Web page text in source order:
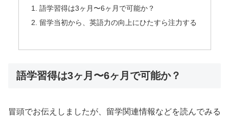
語学習得は3ヶ月〜6ヶ月で可能か？
留学当初から、英語力の向上にひたすら注力する
語学習得は3ヶ月〜6ヶ月で可能か？
冒頭でお伝えしましたが、留学関連情報などを読んでみる